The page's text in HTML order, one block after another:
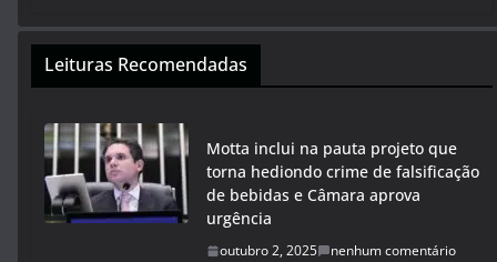
Leituras Recomendadas
Motta inclui na pauta projeto que
torna hediondo crime de falsificação
de bebidas e Câmara aprova
urgência
outubro 2, 2025 nenhum comentário